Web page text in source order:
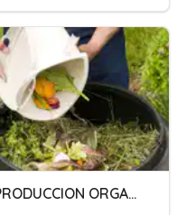
PRODUCCION ORGANICA